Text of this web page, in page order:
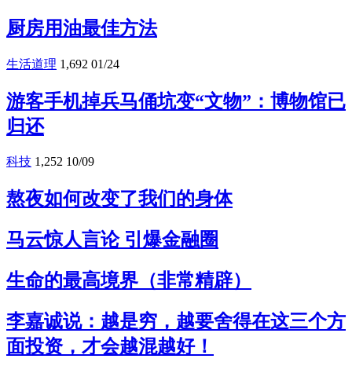
厨房用油最佳方法
生活道理 1,692 01/24
游客手机掉兵马俑坑变“文物”：博物馆已
归还
科技 1,252 10/09
熬夜如何改变了我们的身体
马云惊人言论 引爆金融圈
生命的最高境界（非常精辟）
李嘉诚说：越是穷，越要舍得在这三个方
面投资，才会越混越好！